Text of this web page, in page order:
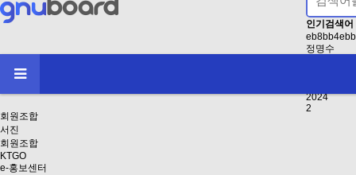
인기검색어
정명수
2024
2
회원조합
서진
회원조합
KTGO
e-홍보센터